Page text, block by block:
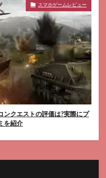
スマホゲームレビュー
ンクエストの評価は?実際にプ
を紹介